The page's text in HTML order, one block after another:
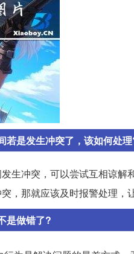
若是发生冲突了，该如何处
生冲突，可以尝试互相谅
，那就应该及时报警处理，
是做错了?